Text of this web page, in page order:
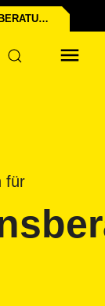
UNTERNEHMENSBERATUNGS­BRANCHE
für